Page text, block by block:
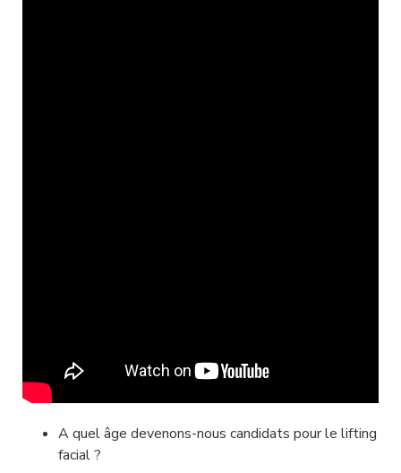
A quel âge devenons-nous candidats pour le lifting
facial ?